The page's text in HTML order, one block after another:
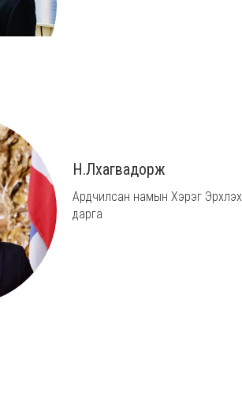
Н.Лхагвадорж
Ардчилсан намын Хэрэг
дарга